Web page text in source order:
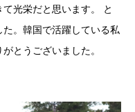
光栄だと思います。 と
。韓国で活躍している私
とうございました。